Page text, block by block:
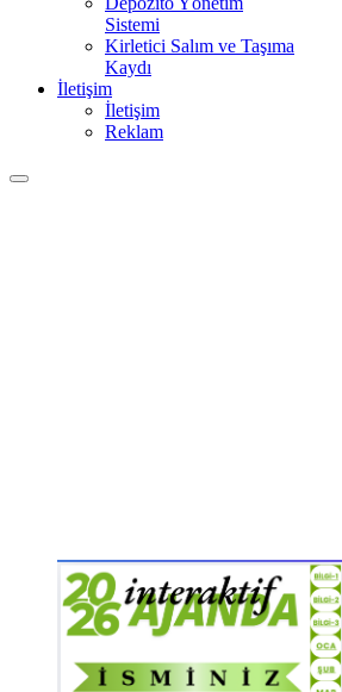
Sistemi
Kirletici Salım ve Taşıma
Kaydı
İletişim
İletişim
Reklam